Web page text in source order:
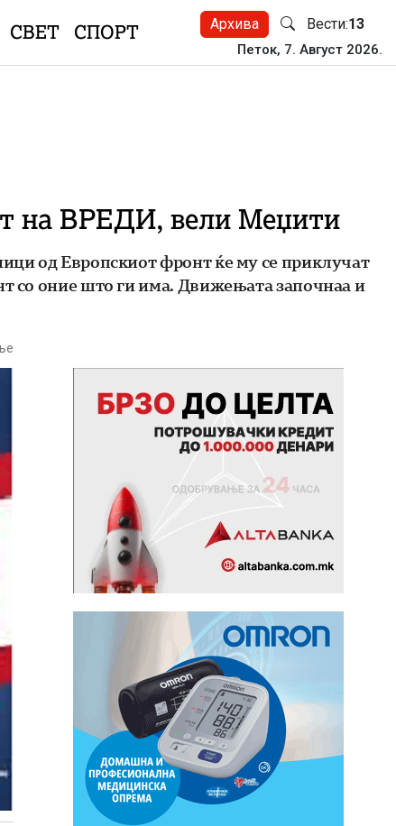
СВЕТ СПОРТ Архива Вести:13
Петок, 7. Август 2026.
на ВРЕДИ, вели Меџити
од Европскиот фронт ќе му се приклучат
со оние што ги има. Движењата започнаа и